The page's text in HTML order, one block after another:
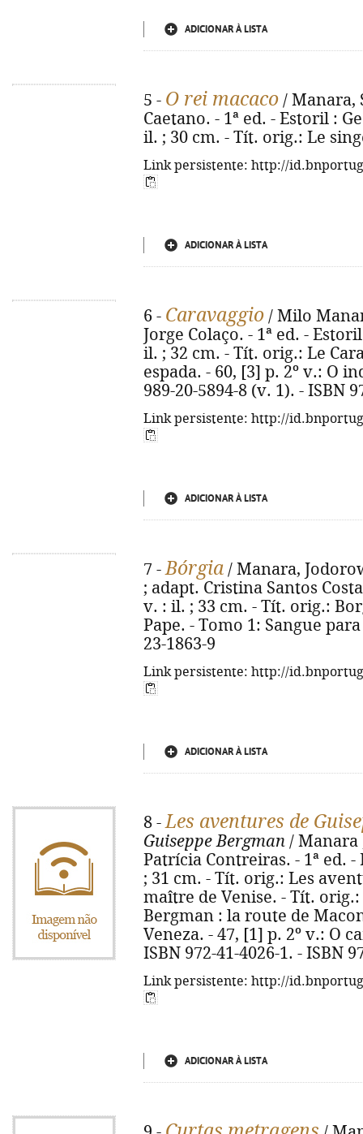
ADICIONAR À LISTA
5 - O rei macaco / Manara,
Caetano. - 1ª ed. - Estoril :
il. ; 30 cm. - Tít. orig.: Le
Link persistente: http://
ADICIONAR À LISTA
6 - Caravaggio / Milo
Jorge Colaço. - 1ª ed. -
il. ; 32 cm. - Tít. orig.: Le
espada. - 60, [3] p. 2º v.: O
989-20-5894-8 (v. 1). - ISBN
Link persistente: http://
ADICIONAR À LISTA
7 -Bórgia / Manara,
; adapt. Cristina Santos
v. : il. ; 33 cm. - Tít. orig.:
Pape. - Tomo 1: Sangue
23-1863-9
Link persistente: http://
ADICIONAR À LISTA
8 -Les aventures de
Guiseppe Bergman / Manara
Patrícia Contreiras. - 1ª ed.
; 31 cm. - Tít. orig.: Les
maître de Venise. - Tít.
Bergman : la route de
Veneza. - 47, [1] p. 2º v.: O
ISBN 972-41-4026-1. - ISBN
Link persistente: http://
ADICIONAR À LISTA